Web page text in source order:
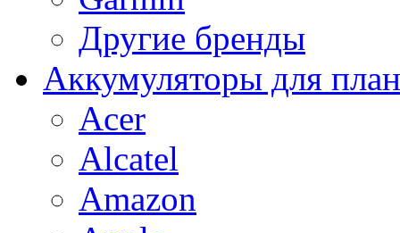
Другие бренды
Аккумуляторы для
Acer
Alcatel
Amazon